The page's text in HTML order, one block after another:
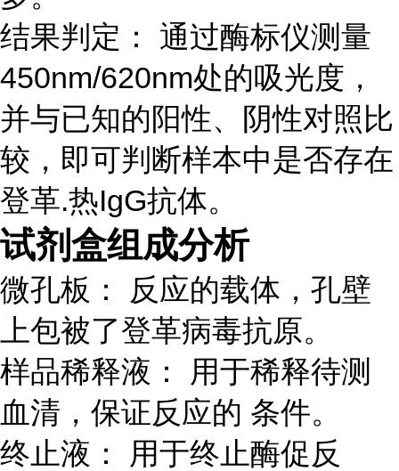
结果判定： 通过酶标仪测量
450nm/620nm处的吸光度，
并与已知的阳性、阴性对照比
较，即可判断样本中是否存在
登革.热IgG抗体。
试剂盒组成分析
微孔板： 反应的载体，孔壁
上包被了登革病毒抗原。
样品稀释液： 用于稀释待测
血清，保证反应的 条件。
终止液： 用于终止酶促反